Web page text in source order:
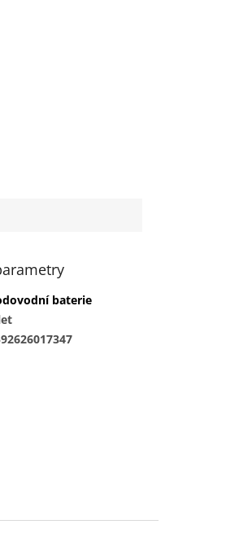
baterie